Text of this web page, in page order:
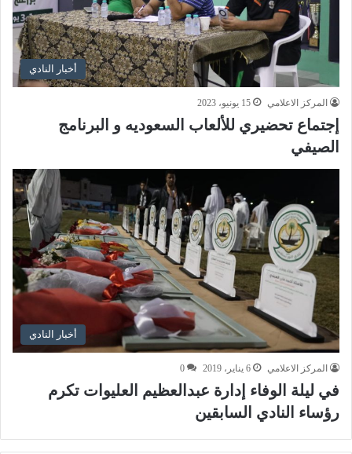
أخبار النادي
المركز الاعلامي 15 يونيو، 2023
إجتماع تحضيري للألعاب السعوديه و البرنامج
الصيفي
أخبار النادي
المركز الاعلامي 6 يناير، 2019 0
في ليلة الوفاء إدارة عبدالعظيم العليوات تكرم
رؤساء النادي السابقين